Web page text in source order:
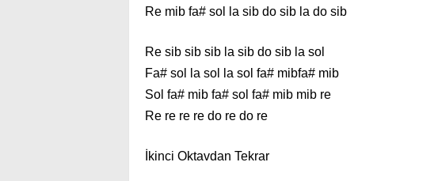
Re mib fa# sol la sib do sib la do sib
Re sib sib sib la sib do sib la sol
Fa# sol la sol la sol fa# mibfa# mib
Sol fa# mib fa# sol fa# mib mib re
Re re re re do re do re
İkinci Oktavdan Tekrar